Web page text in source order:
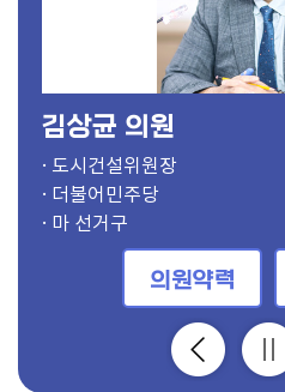
· 의장
· 더불어민주당
· 가 선거구
의원약력
· 부의장, 보건복지위원
· 국민의힘
· 사 선거구
의원약력
· 의회운영위원장, 도시건설위원
· 더불어민주당
· 다 선거구
의원약력
· 기획행정위원장
· 더불어민주당
· 바 선거구
의원약력
· 경제환경위원장
· 국민의힘
· 마 선거구
의원약력
· 문화체육위원장
· 국민의힘
· 바 선거구
의원약력
김상균 의원
· 도시건설위원장
· 더불어민주당
· 마 선거구
의원약력
· 보건복지위원장
· 더불어민주당
· 가 선거구
의원약력
· 윤리특별위원장, 문화체육위원
· 더불어민주당
· 아 선거구
의원약력
· 의회운영부위원장, 문화체육
· 국민의힘
· 라 선거구
의원약력
· 기획행정부위원장
· 국민의힘
· 비례대표
의원약력
· 경제환경부위원장
· 더불어민주당
· 다 선거구
의원약력
· 문화체육부위원장
· 더불어민주당
· 사 선거구
의원약력
· 도시건설부위원장
· 국민의힘
· 가 선거구
의원약력
· 보건복지부위원장
· 국민의힘
· 자 선거구
의원약력
· 윤리특별부위원장, 기획행정
· 국민의힘
· 다 선거구
의원약력
· 경제환경위원, 의회운영위원
· 더불어민주당
· 라 선거구
의원약력
· 보건복지위원, 의회운영위원
· 개혁신당
· 라 선거구
의원약력
· 경제환경위원
· 국민의힘
· 나 선거구
의원약력
· 경제환경위원
· 더불어민주당
· 사 선거구
의원약력
· 윤리특별위원, 기획행정위원
· 국민의힘
· 바 선거구
의원약력
· 윤리특별위원, 도시건설위원
· 더불어민주당
· 나 선거구
의원약력
· 보건복지위원
· 더불어민주당
· 비례대표
의원약력
· 도시건설위원, 의회운영위원
· 국민의힘
· 아 선거구
의원약력
· 보건복지위원
· 더불어민주당
· 바 선거구
의원약력
· 기획행정위원, 의회운영위원
· 더불어민주당
· 비례대표
의원약력
· 문화체육위원
· 더불어민주당
· 마 선거구
의원약력
· 문화체육위원
· 더불어민주당
· 자 선거구
의원약력
· 경제환경위원, 의회운영위원
· 더불어민주당
· 자 선거구
의원약력
· 기획행정위원
· 더불어민주당
· 라 선거구
의원약력
· 윤리특별위원, 도시건설위원
· 더불어민주당
· 바 선거구
의원약력